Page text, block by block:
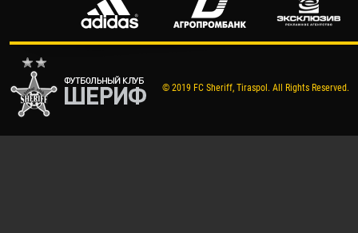
© 2019 FC Sheriff, Tiraspol. All Rights Reserved.